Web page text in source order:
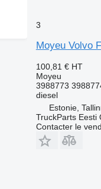
3
Moyeu Volvo
100,81 € HT
Moyeu
3988773
diesel
Estonie,
TruckParts Eesti
Contacter le